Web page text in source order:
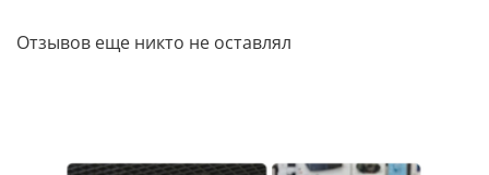
Отзывов еще никто не оставлял